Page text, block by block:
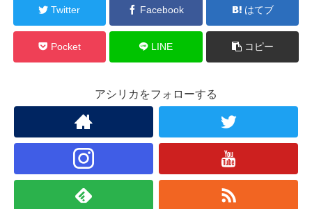
Twitter Facebook はてブ
Pocket LINE コピー
アシリカをフォローする